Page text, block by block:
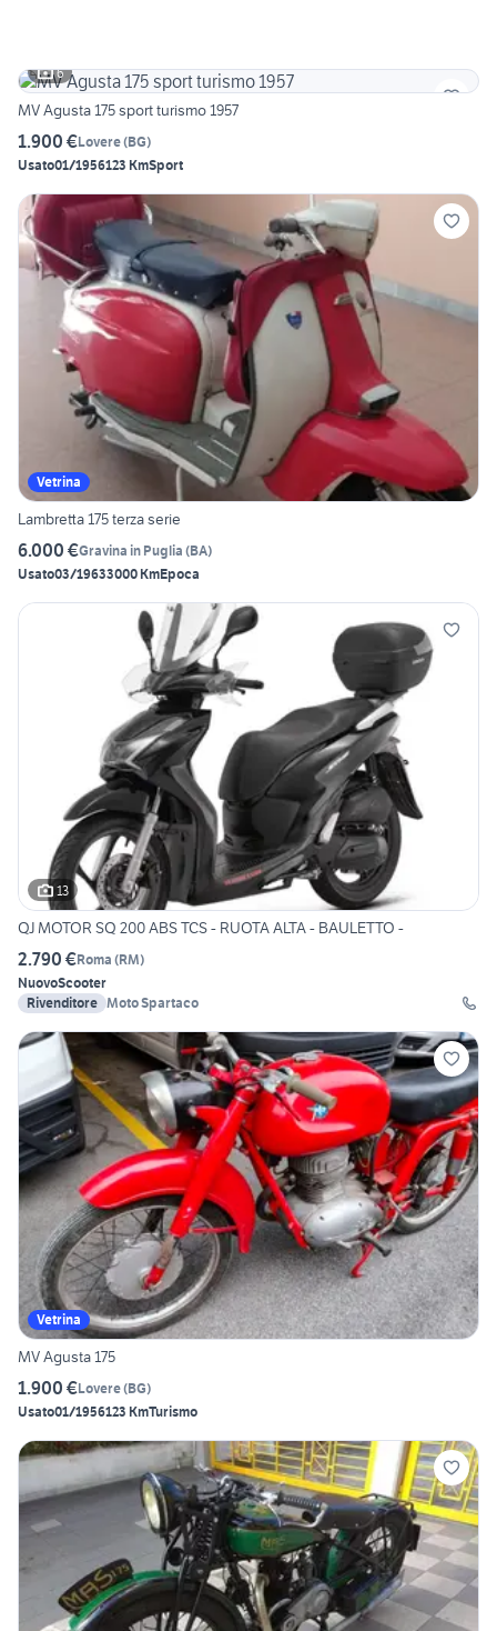
6
MV Agusta 175 sport turismo 1957
1.900 €Lovere(BG)
Usato01/1956123 KmSport
Vetrina
Lambretta 175 terza serie
6.000 €Gravina in Puglia (BA)
Usato03/19633000 KmEpoca
13
QJ MOTOR SQ 200 ABS TCS - RUOTA ALTA - BAULETTO -
2.790 €Roma (RM)
NuovoScooter
Rivenditore Moto Spartaco
Vetrina
MV Agusta 175
1.900 €Lovere(BG)
Usato01/1956123 KmTurismo